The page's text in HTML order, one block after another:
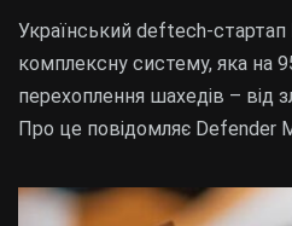
Український deftech-
комплексну систему, яка на
перехоплення шахедів – від
Про це повідомляє Defender